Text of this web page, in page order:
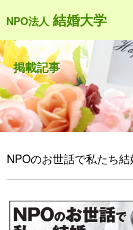
NPO法人 結婚大学
掲載記事
NPOのお世話で私たち